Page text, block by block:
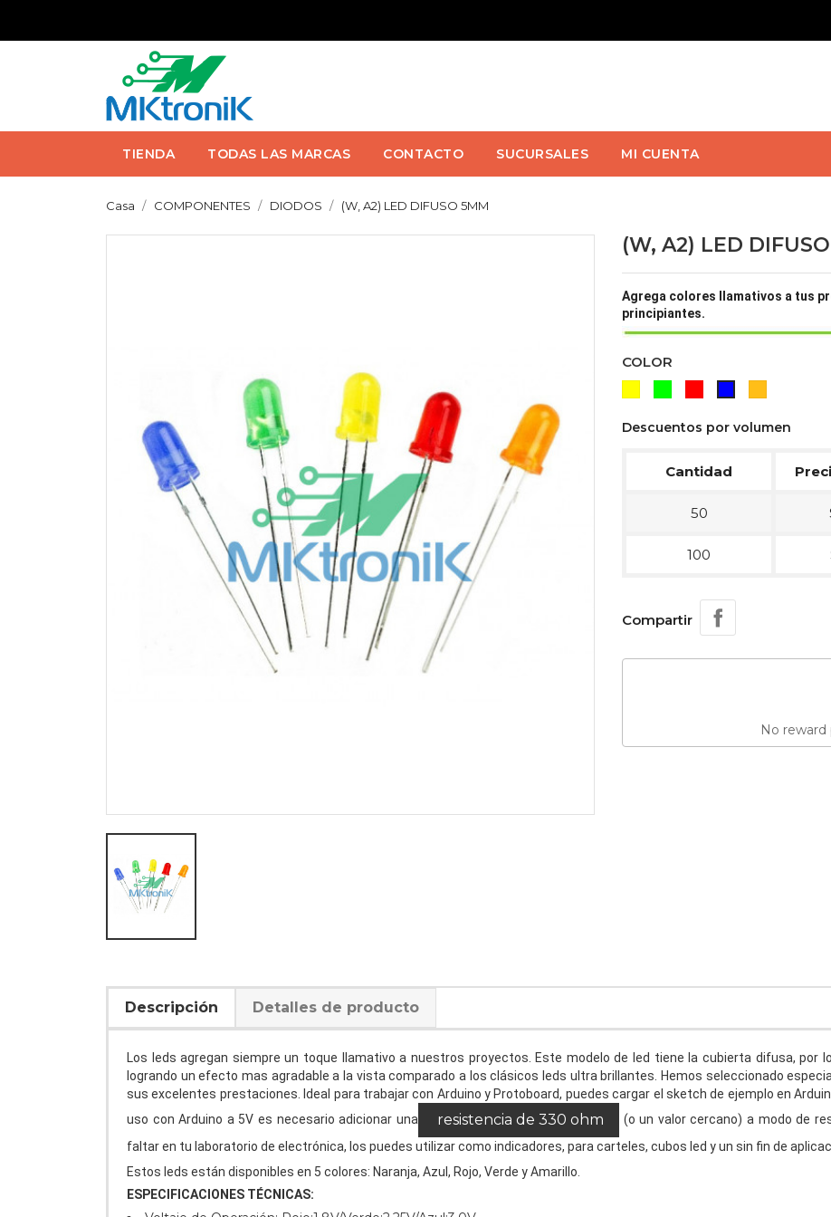
TIENDA TODAS LAS MARCAS CONTACTO SUCURSALES MI CUENTA
Casa COMPONENTES DIODOS (W, A2) LED DIFUSO 5MM
(W, A2) LED
Agrega colores llamativos a tus
principiantes.
COLOR
Descuentos por volumen
Cantidad
50
100
Compartir
No
Descripción Detalles de producto
Los leds agregan siempre un toque llamativo a nuestros proyectos. Este modelo de led tiene la cubierta difusa, por
logrando un efecto mas agradable a la vista comparado a los clásicos leds ultra brillantes. Hemos seleccionado
sus excelentes prestaciones. Ideal para trabajar con Arduino y Protoboard, puedes cargar el sketch de ejemplo en
uso con Arduino a 5V es necesario adicionar una
resistencia de 330 ohm
(o un valor cercano) a modo de
faltar en tu laboratorio de electrónica, los puedes utilizar como indicadores, para carteles, cubos led y un sin fin de
Estos leds están disponibles en 5 colores: Naranja, Azul, Rojo, Verde y Amarillo.
ESPECIFICACIONES TÉCNICAS: